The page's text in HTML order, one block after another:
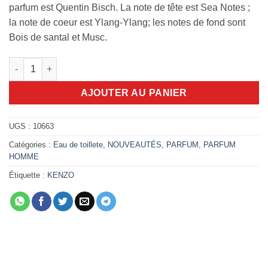
parfum est Quentin Bisch. La note de tête est Sea Notes ;
la note de coeur est Ylang-Ylang; les notes de fond sont
Bois de santal et Musc.
quantité de Kenzo Homme Marine 110ml edt
AJOUTER AU PANIER
UGS : 10663
Catégories : Eau de toillete NOUVEAUTÉS PARFUM
PARFUM
HOMME
Étiquette : KENZO